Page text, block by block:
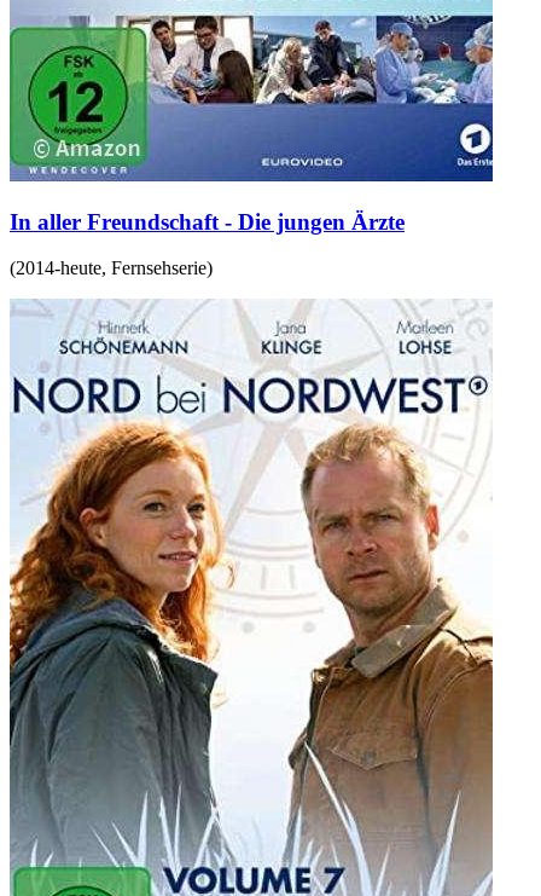
In aller Freundschaft - Die jungen Ärzte
(2014-heute, Fernsehserie)